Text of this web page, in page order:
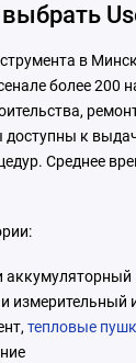
в
более 200
доступны к
Среднее
аккумуляторный
измерительный
тепловые